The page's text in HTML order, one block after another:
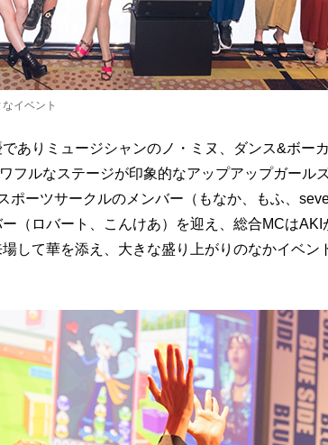
イベント
ありミュージシャンのノ・ミヌ、ダンス&ボー
フルなステージが印象的なアップアップガール
ポーツサークルのメンバー（もなか、もふ、
（ロバート、こんけあ）を迎え、総合MCはAKI
して華を添え、大きな盛り上がりのなかイベン